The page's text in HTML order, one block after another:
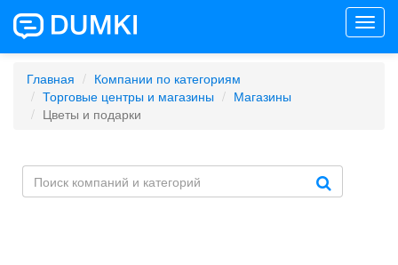
Главная
Компании по категориям
Торговые центры и магазины
Магазины
Цветы и подарки